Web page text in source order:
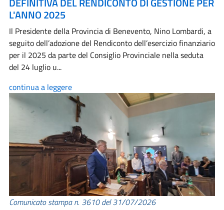
L'ANNO 2025
Il Presidente della Provincia di Benevento, Nino Lombardi, a
seguito dell’adozione del Rendiconto dell’esercizio finanziario
per il 2025 da parte del Consiglio Provinciale nella seduta
del 24 luglio u...
continua a leggere
Comunicato stampa n. 3610 del 31/07/2026